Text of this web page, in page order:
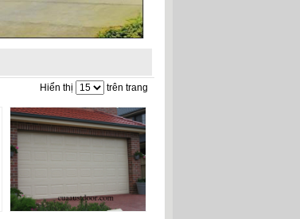
Hiển thị trên trang